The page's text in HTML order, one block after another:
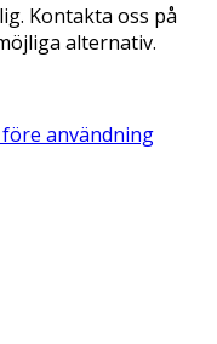
Kontakta oss på
alternativ.
användning